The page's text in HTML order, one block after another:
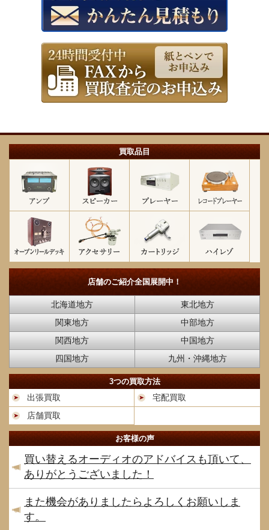
買取品目
店舗のご紹介全国展開中！
北海道地方
東北地方
関東地方
中部地方
関西地方
中国地方
四国地方
九州・沖縄地方
3つの買取方法
出張買取
宅配買取
店舗買取
お客様の声
買い替えるオーディオのアドバイスも頂いて、
ありがとうございました！
また機会がありましたらよろしくお願いしま
す。